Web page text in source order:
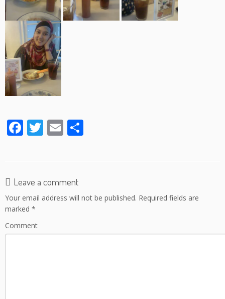
F
b
o
o
k
T
er
E
l
Leave a comment
Your email address will not be published. Required fields are
marked *
Comment